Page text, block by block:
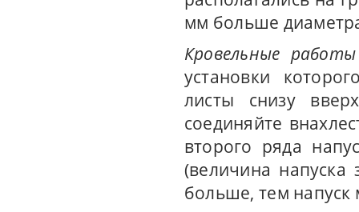
мм больше
Кровельные работы
установки
листы снизу
соединяйте
второго ряда
(величина
больше, тем